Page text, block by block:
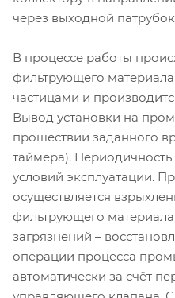
через выходной
В процессе работы
фильтрующего
частицами и
Вывод установки на
прошествии заданного
таймера).
условий эксплуатации.
осуществляется
фильтрующего
загрязнений –
операции процесса
автоматически за счёт